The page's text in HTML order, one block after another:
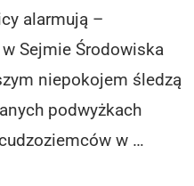
alarmują –
Sejmie Środowiska
niepokojem śledzą
podwyżkach
w …